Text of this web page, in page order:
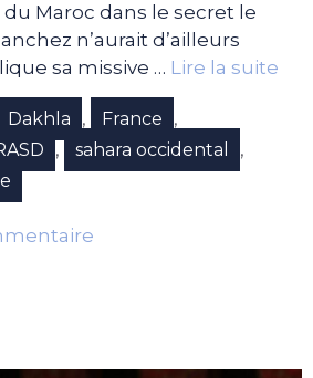
Maroc dans le secret le
n’aurait d’ailleurs
sa missive … Lire la suite
Dakhla , France ,
, sahara occidental ,